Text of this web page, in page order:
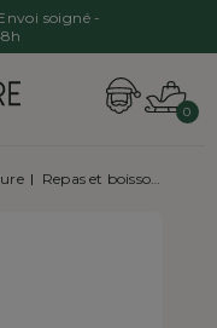
soigné -
0
Repas et boissons